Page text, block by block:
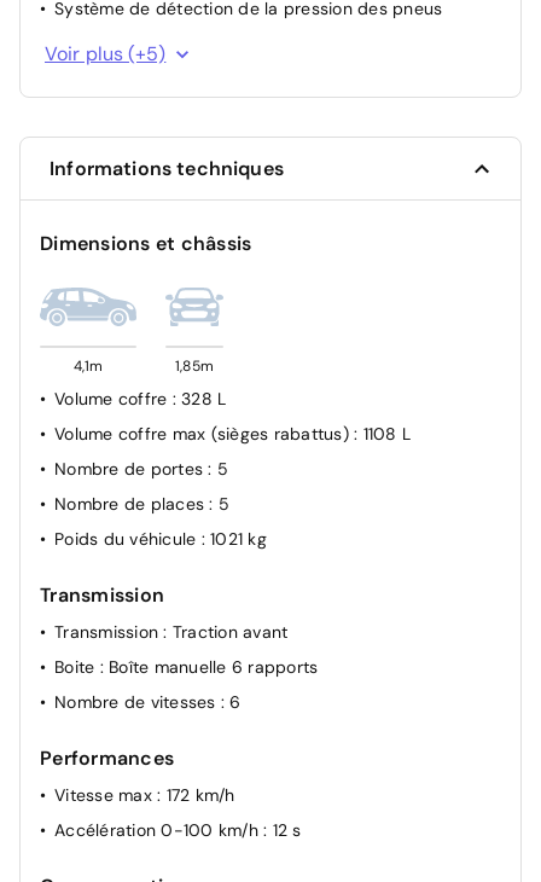
Système de détection de la pression des pneus
Système de contrôle de trajectoire (ESP) et aide au
démarrage en côte
Allumage automatique des feux et des essuie-glaces
Airbag frontal conducteur et passager
Système de fixation ISOFIX
Voir plus (+5)
Informations techniques
Dimensions et châssis
4,1m 1,85m
Volume coffre : 328 L
Volume coffre max (sièges rabattus) : 1108 L
Nombre de portes: 5
Nombre de places: 5
Poids du véhicule : 1021 kg
Transmission
Transmission: Traction avant
Boite : Boîte manuelle 6 rapports
Nombre de vitesses : 6
Performances
Vitesse max : 172 km/h
Accélération 0-100 km/h : 12 s